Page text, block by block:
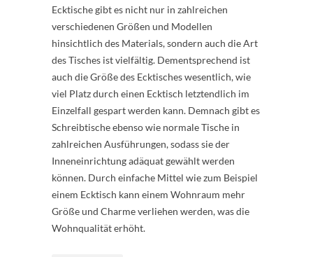
Ecktische gibt es nicht nur in zahlreichen
verschiedenen Größen und Modellen
hinsichtlich des Materials, sondern auch die Art
des Tisches ist vielfältig. Dementsprechend ist
auch die Größe des Ecktisches wesentlich, wie
viel Platz durch einen Ecktisch letztendlich im
Einzelfall gespart werden kann. Demnach gibt es
Schreibtische ebenso wie normale Tische in
zahlreichen Ausführungen, sodass sie der
Inneneinrichtung adäquat gewählt werden
können. Durch einfache Mittel wie zum Beispiel
einem Ecktisch kann einem Wohnraum mehr
Größe und Charme verliehen werden, was die
Wohnqualität erhöht.